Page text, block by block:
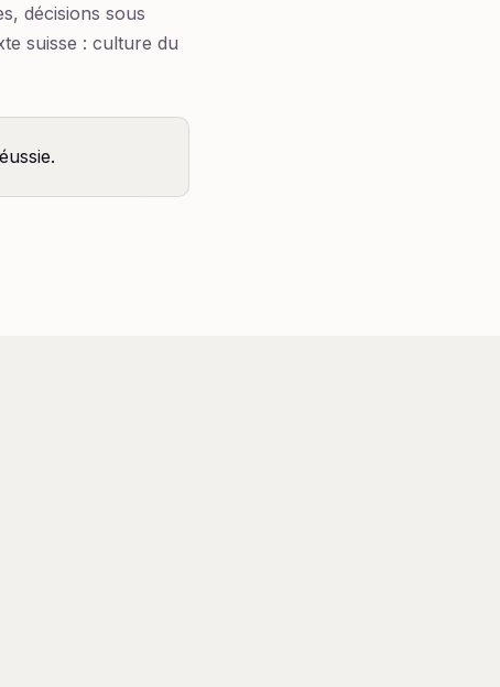
décisions sous
suisse : culture du